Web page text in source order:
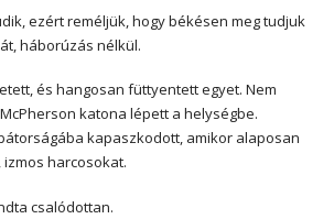
ezért reméljük, hogy békésen meg tudjuk
háborúzás nélkül.
és hangosan füttyentett egyet. Nem
katona lépett a helységbe.
kapaszkodott, amikor alaposan
harcosokat.
csalódottan.